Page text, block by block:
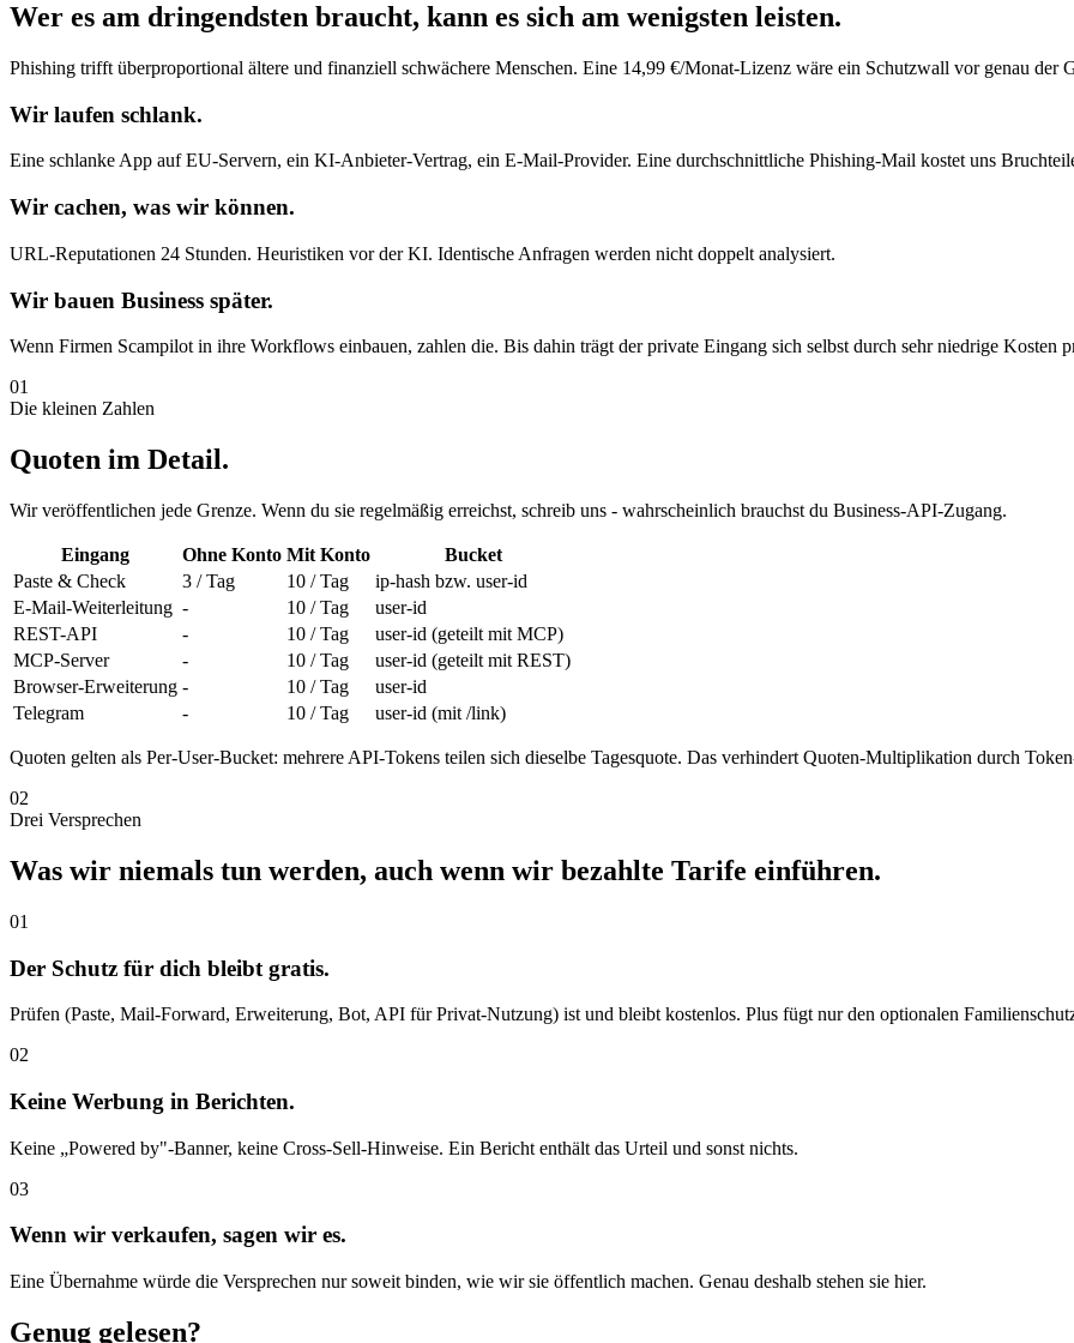
Wer es am dringendsten braucht, kann es sich am wenigsten leisten.
Phishing trifft überproportional ältere und finanziell schwächere Menschen. Eine 14,99 €/Monat-Lizenz wäre ein Schutzwall vor genau der
Wir laufen schlank.
Eine schlanke App auf EU-Servern, ein KI-Anbieter-Vertrag, ein E-Mail-Provider. Eine durchschnittliche Phishing-Mail kostet uns
Wir cachen, was wir können.
URL-Reputationen 24 Stunden. Heuristiken vor der KI. Identische Anfragen werden nicht doppelt analysiert.
Wir bauen Business später.
Wenn Firmen Scampilot in ihre Workflows einbauen, zahlen die. Bis dahin trägt der private Eingang sich selbst durch sehr niedrige Kosten
01
Die kleinen Zahlen
Quoten im Detail.
Wir veröffentlichen jede Grenze. Wenn du sie regelmäßig erreichst, schreib uns - wahrscheinlich brauchst du Business-API-Zugang.
Eingang Ohne Konto Mit Konto
Bucket
Paste & Check
3 / Tag 10 / Tag
ip-hash bzw. user-id
E-Mail-Weiterleitung - 10 / Tag
user-id
REST-API
- 10 / Tag
user-id (geteilt mit MCP)
MCP-Server
- 10 / Tag
user-id (geteilt mit REST)
Browser-Erweiterung - 10 / Tag
user-id
Telegram
- 10 / Tag user-id (mit /link)
Quoten gelten als Per-User-Bucket: mehrere API-Tokens teilen sich dieselbe Tagesquote. Das verhindert Quoten-Multiplikation durch
02
Drei Versprechen
Was wir niemals tun werden, auch wenn wir bezahlte Tarife einführen.
01
Der Schutz für dich bleibt gratis.
Prüfen (Paste, Mail-Forward, Erweiterung, Bot, API für Privat-Nutzung) ist und bleibt kostenlos. Plus fügt nur den optionalen
02
Keine Werbung in Berichten.
Keine „Powered by"-Banner, keine Cross-Sell-Hinweise. Ein Bericht enthält das Urteil und sonst nichts.
03
Wenn wir verkaufen, sagen wir es.
Eine Übernahme würde die Versprechen nur soweit binden, wie wir sie öffentlich machen. Genau deshalb stehen sie hier.
Genug gelesen?